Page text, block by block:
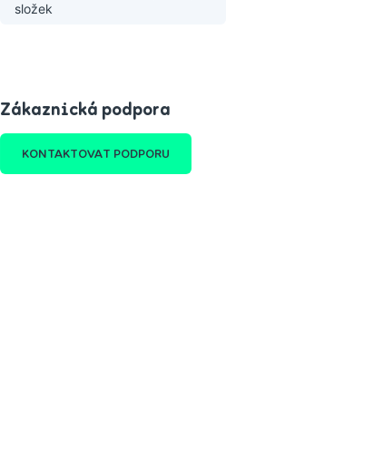
složek
Zákaznická podpora
KONTAKTOVAT PODPORU